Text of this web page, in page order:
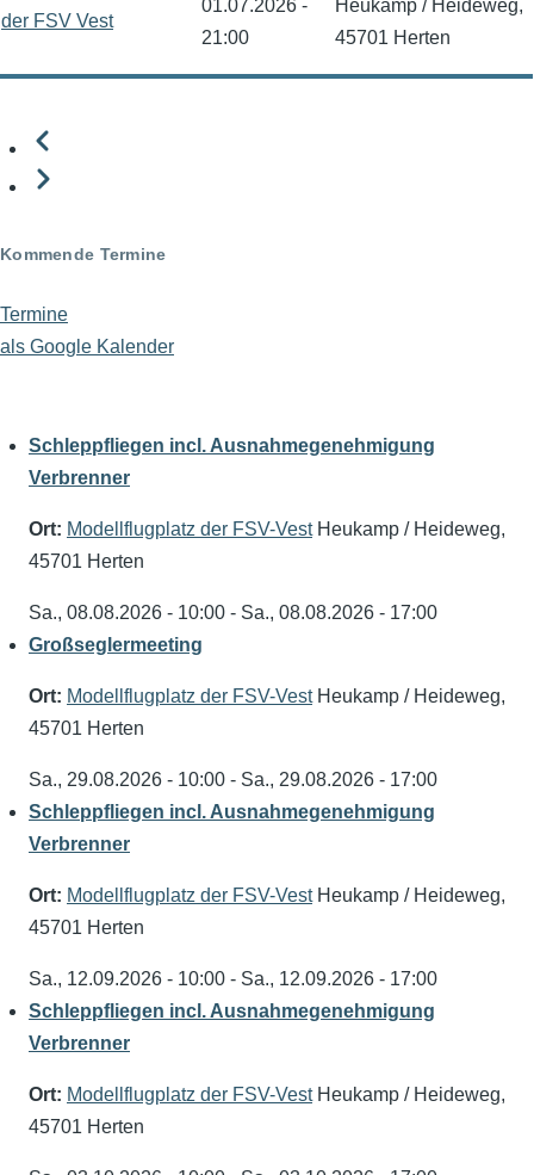
der FSV Vest
01.07.2026 -
21:00
Heukamp / Heideweg,
45701 Herten
Seitennummerierung
Weiter
Kommende Termine
Termine
als Google Kalender
Schleppfliegen incl. Ausnahmegenehmigung
Verbrenner
Ort: Modellflugplatz der FSV-VestHeukamp / Heideweg,
45701 Herten
Sa., 08.08.2026 - 10:00 - Sa., 08.08.2026 - 17:00
Großseglermeeting
Ort: Modellflugplatz der FSV-VestHeukamp / Heideweg,
45701 Herten
Sa., 29.08.2026 - 10:00 - Sa., 29.08.2026 - 17:00
Schleppfliegen incl. Ausnahmegenehmigung
Verbrenner
Ort: Modellflugplatz der FSV-VestHeukamp / Heideweg,
45701 Herten
Sa., 12.09.2026 - 10:00 - Sa., 12.09.2026 - 17:00
Schleppfliegen incl. Ausnahmegenehmigung
Verbrenner
Ort: Modellflugplatz der FSV-VestHeukamp / Heideweg,
45701 Herten